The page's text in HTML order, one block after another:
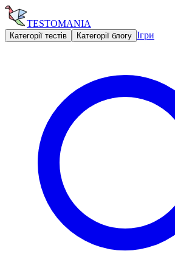
TESTOMANIA
Категорії тестів Категорії блогу Ігри